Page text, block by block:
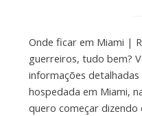
Onde ficar em Miami |
guerreiros, tudo bem?
informações
hospedada em Miami,
quero começar dizendo